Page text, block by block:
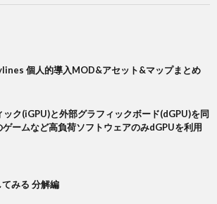
個人的導入MOD&アセット&マップまとめ
ック(iGPU)と外部グラフィックボード(dGPU)を同
ームなど高負荷ソフトウェアのみdGPUを利用
みる 分解編